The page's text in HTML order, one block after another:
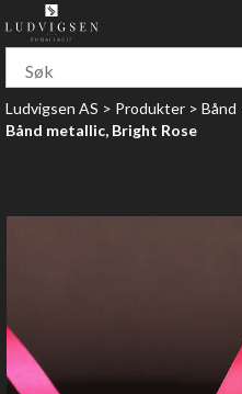
Ludvigsen AS>Produkter>Bånd
Bånd metallic, Bright Rose